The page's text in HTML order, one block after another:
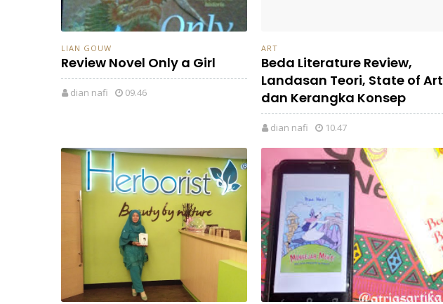
LIAN GOUW
Review Novel Only a Girl
dian nafi 09.46
ART
Beda Literature Review,
Landasan Teori, State of Art
dan Kerangka Konsep
dian nafi 10.47